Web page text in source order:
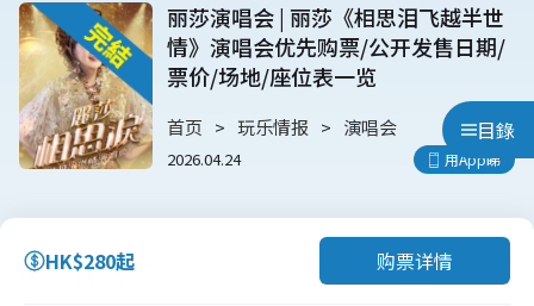
目錄
丽莎演唱会 | 丽莎《相思泪飞越半世
情》演唱会优先购票/公开发售日期/
票价/场地/座位表一览
首页 玩乐情报 演唱会
2026.04.24 用App睇
HK$280起 购票详情